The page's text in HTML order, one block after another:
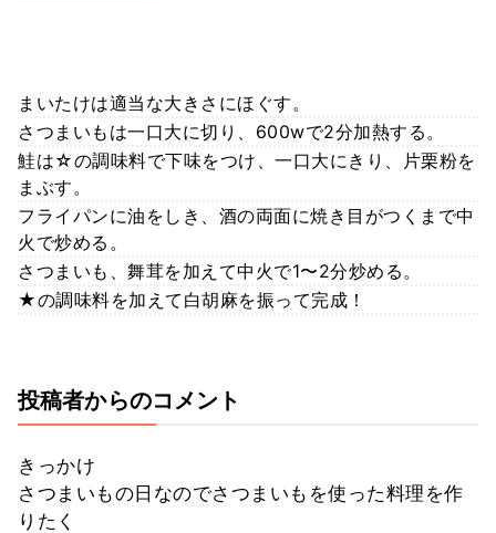
まいたけは適当な大きさにほぐす。
さつまいもは一口大に切り、600wで2分加熱する。
鮭は☆の調味料で下味をつけ、一口大にきり、片栗粉を
まぶす。
フライパンに油をしき、酒の両面に焼き目がつくまで中
火で炒める。
さつまいも、舞茸を加えて中火で1〜2分炒める。
★の調味料を加えて白胡麻を振って完成！
投稿者からのコメント
きっかけ
さつまいもの日なのでさつまいもを使った料理を作
りたく